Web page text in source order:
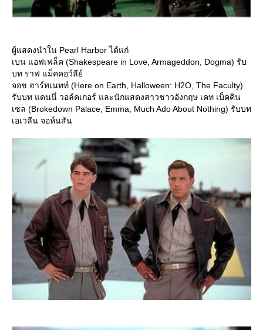
ผู้แสดงนำใน Pearl Harbor ได้แก่
เบน แอฟเฟล็ค (Shakespeare in Love, Armageddon, Dogma) รับ
บท ราฟ แม็คคอว์ลีย์
จอช ฮาร์ทเนทท์ (Here on Earth, Halloween: H2O, The Faculty)
รับบท แดนนี่ วอล์คเกอร์ และนักแสดงสาวชาวอังกฤษ เคท เบ็คคิน
เซล (Brokedown Palace, Emma, Much Ado About Nothing) รับบท
เอเวลีน จอห์นสัน